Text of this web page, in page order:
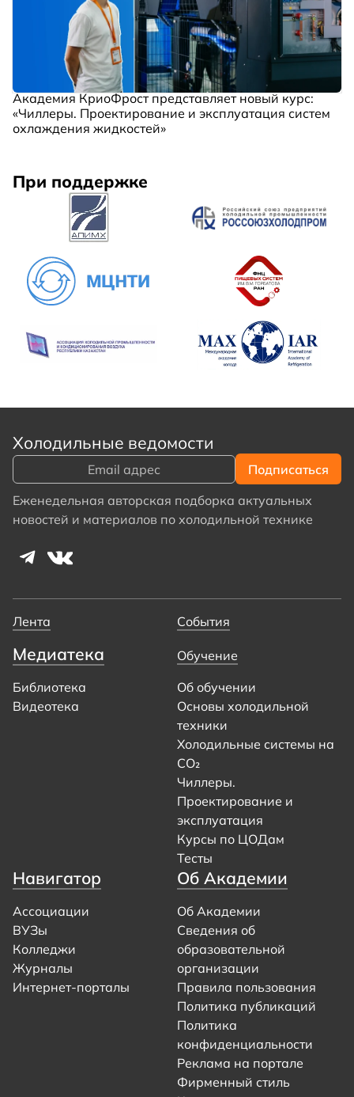
Академия КриоФрост представляет новый курс:
«Чиллеры. Проектирование и эксплуатация систем
охлаждения жидкостей»
При поддержке
Холодильные ведомости
Еженедельная авторская подборка актуальных
новостей и материалов по холодильной технике
Лента События
Медиатека
Библиотека
Видеотека
Обучение
Об обучении
Основы холодильной
техники
Холодильные системы на
CO₂
Чиллеры.
Проектирование и
эксплуатация
Курсы по ЦОДам
Тесты
Навигатор
Ассоциации
ВУЗы
Колледжи
Журналы
Интернет-порталы
Об Академии
Об Академии
Сведения об
образовательной
организации
Правила пользования
Политика публикаций
Политика
конфиденциальности
Реклама на портале
Фирменный стиль